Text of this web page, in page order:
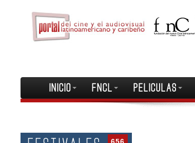
INICIO FNCL PELICULAS
656